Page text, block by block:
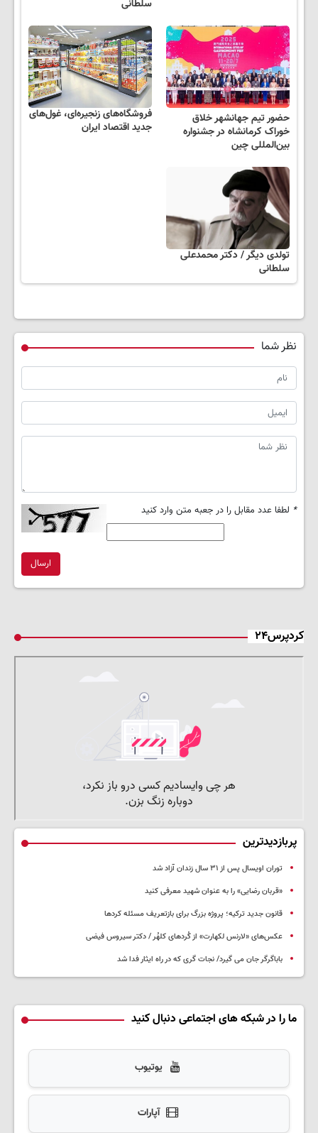
سلطانی
حضور تیم جهانشهر خلاق
خوراک کرمانشاه در جشنواره
بین‌المللی چین
فروشگاه‌های زنجیره‌ای، غول‌های
جدید اقتصاد ایران
تولدی دیگر / دکتر محمدعلی
سلطانی
نظر شما
* لطفا عدد مقابل را در جعبه متن وارد کنید
ارسال
کردپرس۲۴
پربازدیدترین
توران اویسال پس از ۳۱ سال زندان آزاد شد
«قربان رضایی» را به عنوان شهید معرفی کنید
قانون جدید ترکیه؛ پروژه بزرگ‌ برای بازتعریف مسئله کردها
عکس‌های «لارنس لکهارت» از کُردهای کلهُر / دکتر سیروس فیضی
باباگرگر جان می گیرد/ نجات گری که در راه ایثار فدا شد
ما را در شبکه های اجتماعی دنبال کنید
یوتیوب
آپارات